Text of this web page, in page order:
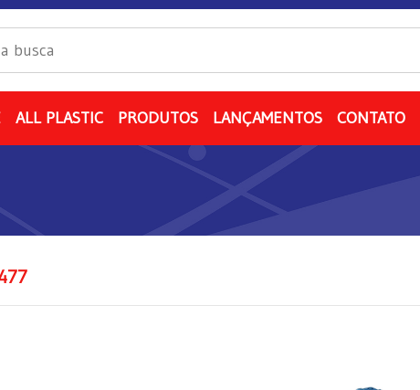
ALL PLASTIC PRODUTOS LANÇAMENTOS CONTATO